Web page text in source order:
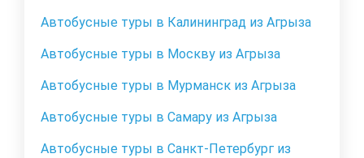
Автобусные туры в Калининград из Агрыза
Автобусные туры в Москву из Агрыза
Автобусные туры в Мурманск из Агрыза
Автобусные туры в Самару из Агрыза
Автобусные туры в Санкт-Петербург из